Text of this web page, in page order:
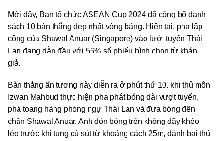
Mới đây, Ban tổ chức ASEAN Cup 2024 đã công bố danh
sách 10 bàn thắng đẹp nhất vòng bảng. Hiện tại, pha lập
công của Shawal Anuar (Singapore) vào lưới tuyển Thái
Lan đang dẫn đầu với 56% số phiếu bình chọn từ khán
giả.
Bàn thắng ấn tượng này diễn ra ở phút thứ 10, khi thủ môn
Izwan Mahbud thực hiện pha phát bóng dài vượt tuyến,
phá toang hàng phòng ngự Thái Lan và đưa bóng đến
chân Shawal Anuar. Anh đón bóng trên không đầy khéo
léo trước khi tung cú sút từ khoảng cách 25m, đánh bại thủ